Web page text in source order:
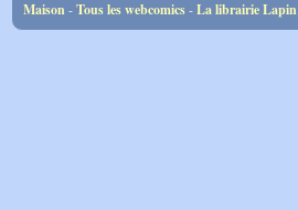
Maison-Tous les webcomics-La librairie Lapin